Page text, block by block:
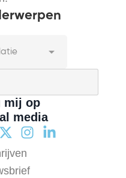
mij op
media